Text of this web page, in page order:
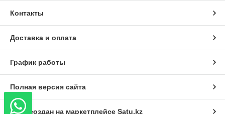
Контакты
Доставка и оплата
График работы
Полная версия сайта
Сайт создан на маркетплейсе Satu.kz